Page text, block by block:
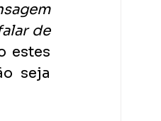
de
estes
seja